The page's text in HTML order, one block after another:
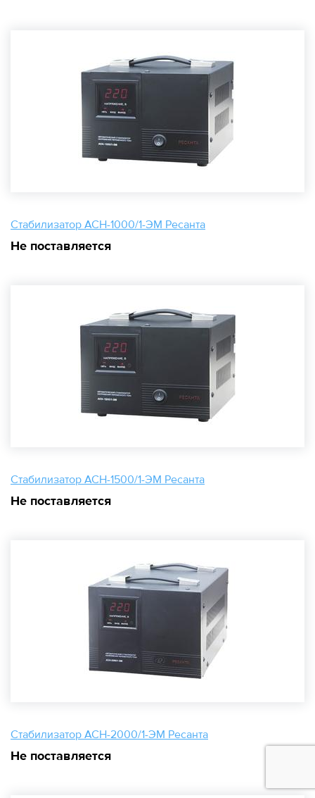
Стабилизатор АСН-1000/1-ЭМ Ресанта
Не поставляется
Стабилизатор АСН-1500/1-ЭМ Ресанта
Не поставляется
Стабилизатор АСН-2000/1-ЭМ Ресанта
Не поставляется